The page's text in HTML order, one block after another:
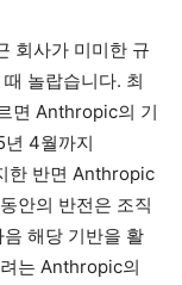
회사가 미미한 규
놀랍습니다. 최
면 Anthropic의 기
4월까지
한 반면 Anthropic
안의 반전은 조직
해당 기반을 활
는 Anthropic의